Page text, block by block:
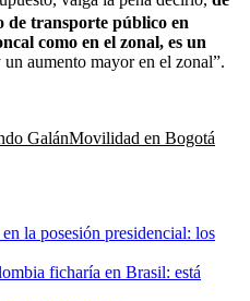
de transporte público en
como en el zonal, es un
un aumento mayor en el zonal”.
GalánMovilidad en Bogotá
la posesión presidencial: los
ficharía en Brasil: está